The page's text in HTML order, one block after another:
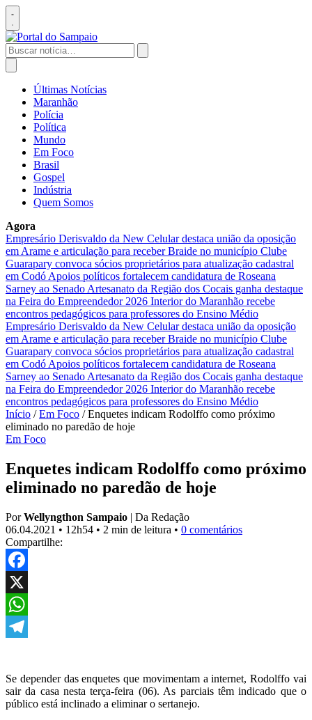
Pular
para
o
conteúdo
Abrir
menu
Buscar
por:
Abrir
buscaÚltimas Notícias
Maranhão
Polícia
Política
Mundo
Em Foco
Brasil
Gospel
Indústria
Quem Somos
Agora
Empresário Derisvaldo da New Celular destaca união da oposição
em Arame e articulação para receber Braide no município Clube
Guarapary convoca sócios proprietários para atualização cadastral
em Codó Apoios políticos fortalecem candidatura de Roseana
Sarney ao Senado Artesanato da Região dos Cocais ganha destaque
na Feira do Empreendedor 2026 Interior do Maranhão recebe
encontros pedagógicos para professores do Ensino Médio
Empresário Derisvaldo da New Celular destaca união da oposição
em Arame e articulação para receber Braide no município Clube
Guarapary convoca sócios proprietários para atualização cadastral
em Codó Apoios políticos fortalecem candidatura de Roseana
Sarney ao Senado Artesanato da Região dos Cocais ganha destaque
na Feira do Empreendedor 2026 Interior do Maranhão recebe
encontros pedagógicos para professores do Ensino Médio
Início / Em Foco / Enquetes indicam Rodolffo como próximo
eliminado no paredão de hoje
Em Foco
Enquetes indicam Rodolffo como próximo
eliminado no paredão de hoje
PorWellyngthon Sampaio | Da Redação
06.04.2021 • 12h54 • 2 min de leitura • 0 comentários
Compartilhe:
Facebook
X
WhatsApp
Se depender das enquetes que movimentam a internet, Rodolffo vai
sair da casa nesta terça-feira (06). As parciais têm indicado que o
público está inclinado a eliminar o sertanejo.